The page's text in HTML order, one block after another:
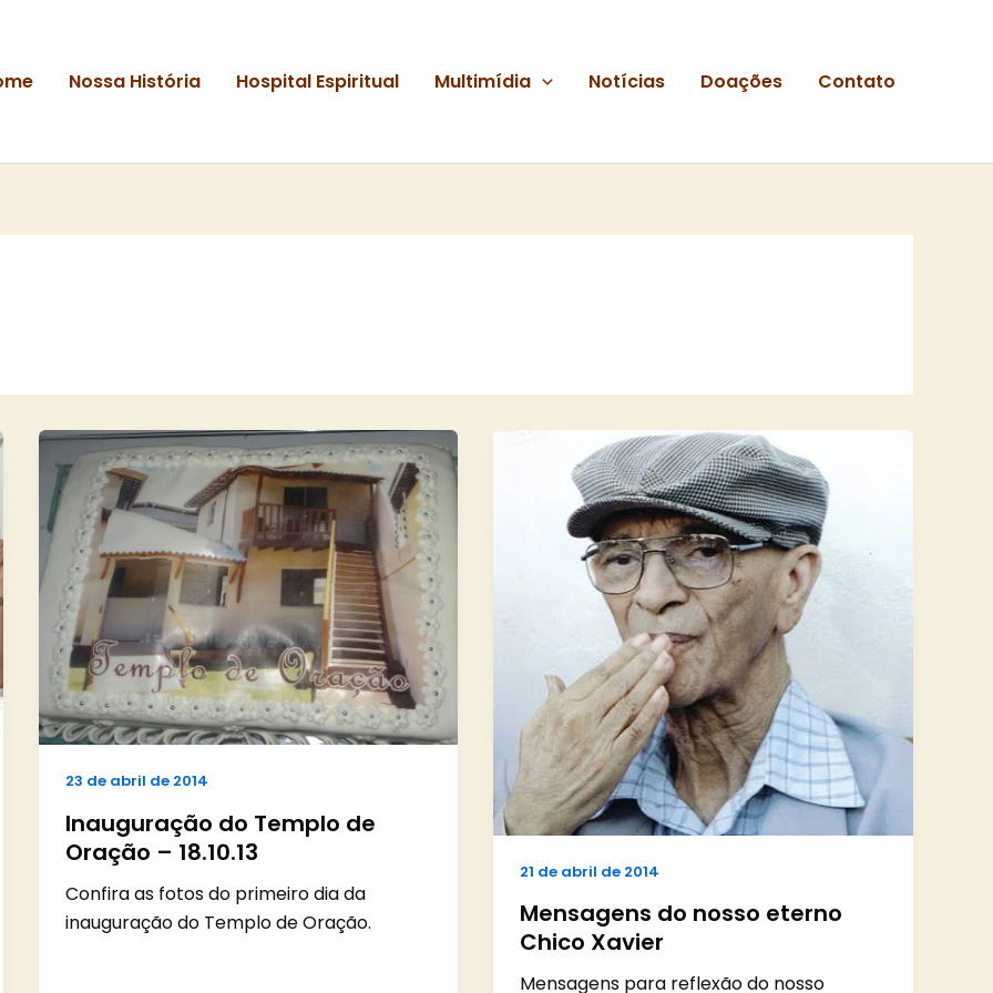
Nossa História Hospital Espiritual Multimídia Notícias Doações Contato
23 de abril de 2014
Inauguração do Templo de
Oração – 18.10.13
Confira as fotos do primeiro dia da
inauguração do Templo de Oração.
21 de abril de 2014
Mensagens do nosso eterno
Chico Xavier
Mensagens para reflexão do nosso